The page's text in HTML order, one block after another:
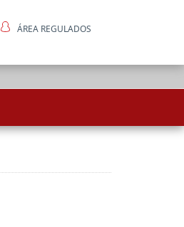
ÁREA REGULADOS